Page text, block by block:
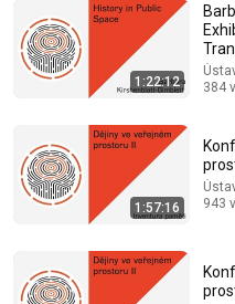
Komunistická justice a
Ústav pro studium
1:22:12
384
1:57:16
943